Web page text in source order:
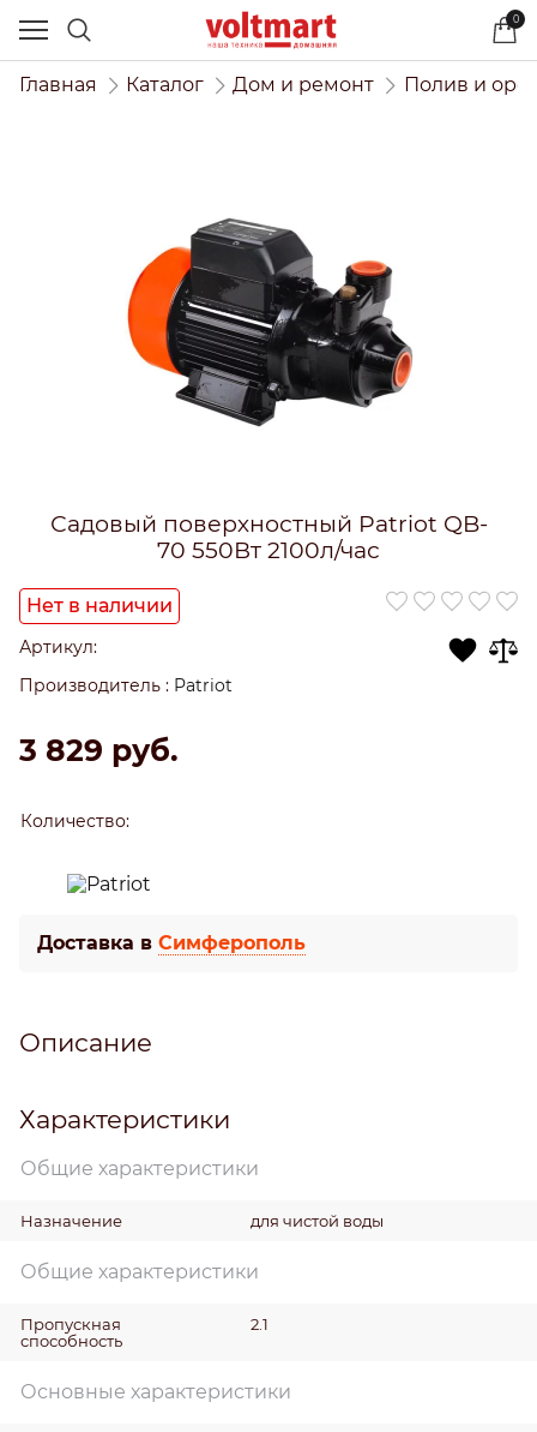
0
Главная Каталог Дом и ремонт Полив и
Садовый поверхностный Patriot QB-
70 550Вт 2100л/час
Нет в наличии
Артикул:
Производитель : Patriot
3 829 руб.
Количество:
Доставка в Симферополь
Описание
Характеристики
Общие характеристики
Назначение для чистой воды
Общие характеристики
Пропускная
способность
2.1
Основные характеристики